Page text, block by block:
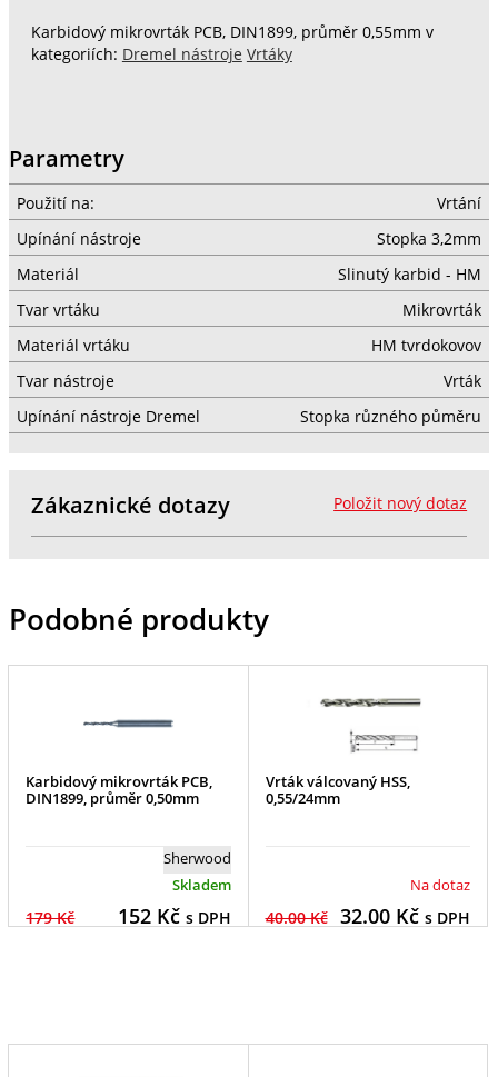
Karbidový mikrovrták PCB, DIN1899, průměr 0,55mm v
kategoriích: Dremel nástroje Vrtáky
Parametry
Použití na:
Vrtání
Upínání nástroje
Stopka 3,2mm
Materiál
Slinutý karbid - HM
Tvar vrtáku
Mikrovrták
Materiál vrtáku
HM tvrdokovov
Tvar nástroje
Vrták
Upínání nástroje Dremel
Stopka různého půměru
Položit nový dotaz
Zákaznické dotazy
Podobné produkty
Karbidový mikrovrták PCB,
DIN1899, průměr 0,50mm
Sherwood
Skladem
179 Kč 152Kč s DPH
Vrták válcovaný HSS,
0,55/24mm
Na dotaz
40.00 Kč 32.00Kč s DPH